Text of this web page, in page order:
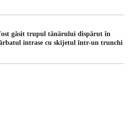
găsit trupul tânărului dispărut în
intrase cu skijetul într-un trunchi